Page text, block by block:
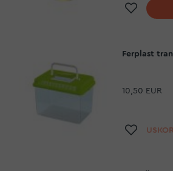
Ferplast
10,50 EUR